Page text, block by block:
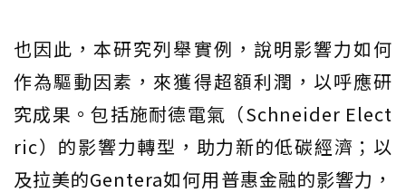
也因此，本研究列舉實例，說明影響力如何
作為驅動因素，來獲得超額利潤，以呼應研
究成果。包括施耐德電氣（Schneider Elect
ric）的影響力轉型，助力新的低碳經濟；以
及拉美的Gentera如何用普惠金融的影響力，